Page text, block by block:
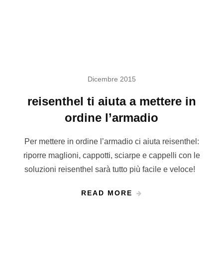
Dicembre 2015
reisenthel ti aiuta a mettere in
ordine l’armadio
Per mettere in ordine l’armadio ci aiuta reisenthel:
riporre maglioni, cappotti, sciarpe e cappelli con le
soluzioni reisenthel sarà tutto più facile e veloce!
READ MORE